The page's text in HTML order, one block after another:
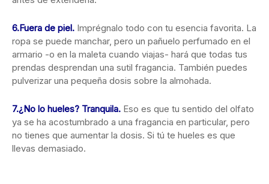
6.Fuera de piel. Imprégnalo todo con tu esencia favorita. La
ropa se puede manchar, pero un pañuelo perfumado en el
armario -o en la maleta cuando viajas- hará que todas tus
prendas desprendan una sutil fragancia. También puedes
pulverizar una pequeña dosis sobre la almohada.
7.¿No lo hueles? Tranquila. Eso es que tu sentido del olfato
ya se ha acostumbrado a una fragancia en particular, pero
no tienes que aumentar la dosis. Si tú te hueles es que
llevas demasiado.